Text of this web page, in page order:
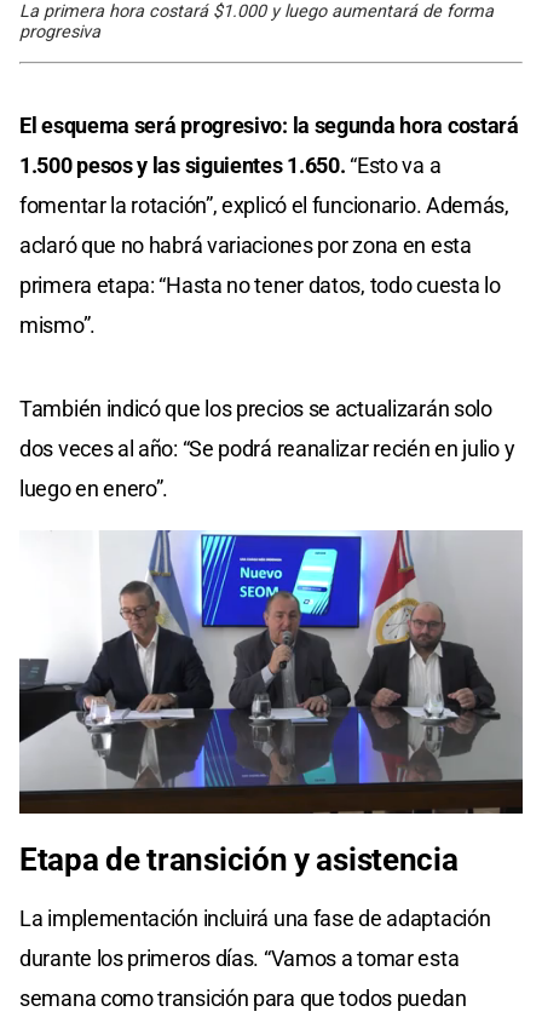
La primera hora costará $1.000 y luego aumentará de forma
progresiva
El esquema será progresivo: la segunda hora costará
1.500 pesos y las siguientes 1.650. “Esto va a
fomentar la rotación”, explicó el funcionario. Además,
aclaró que no habrá variaciones por zona en esta
primera etapa: “Hasta no tener datos, todo cuesta lo
mismo”.
También indicó que los precios se actualizarán solo
dos veces al año: “Se podrá reanalizar recién en julio y
luego en enero”.
Etapa detransición yasistencia
La implementación incluirá una fase de adaptación
durante los primeros días. “Vamos a tomar esta
semana como transición para que todos puedan